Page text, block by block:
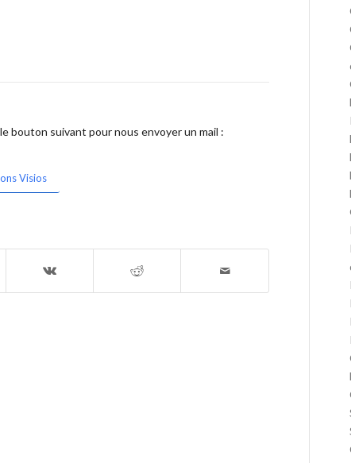
bouton suivant pour nous envoyer un mail :
Visios